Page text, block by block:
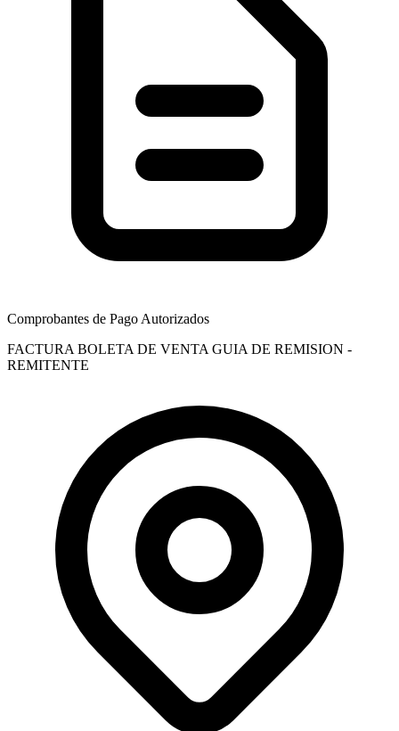
Comprobantes de Pago Autorizados
FACTURA BOLETA DE VENTA GUIA DE REMISION -
REMITENTE